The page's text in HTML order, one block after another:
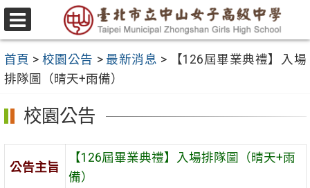
跳
至
要
內
容
區
選
單
首頁 > 校園公告 > 最新消息 >
【126屆畢業典禮】入場
排隊圖（晴天+雨備）
校園公告
公告主旨
【126屆畢業典禮】入場排隊圖（晴天+雨
備）